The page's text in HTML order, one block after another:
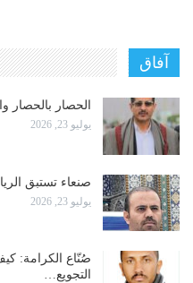
آفاق
الحصار بالحصار
يوليو 23, 2026
صنعاء تستبق
يوليو 23, 2026
صُنّاع الكرامة:
التجويع…